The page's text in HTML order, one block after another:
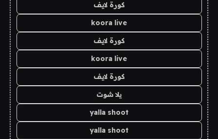
كورة لايف
koora live
كورة لايف
koora live
كورة لايف
يلا شوت
yalla shoot
yalla shoot